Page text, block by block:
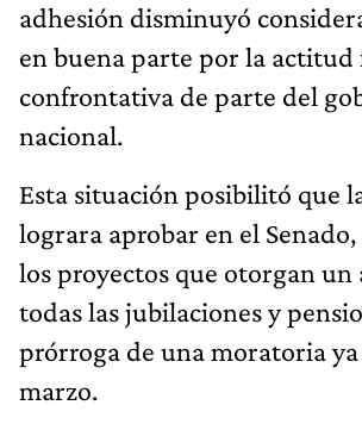
adhesión disminuyó
en buena parte por la actitud
confrontativa de parte del
nacional.
Esta situación posibilitó que
lograra aprobar en el
los proyectos que otorgan un
todas las jubilaciones y
prórroga de una moratoria
marzo.